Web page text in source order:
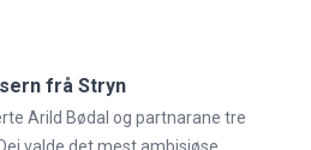
frå Stryn
Arild Bødal og partnarane tre